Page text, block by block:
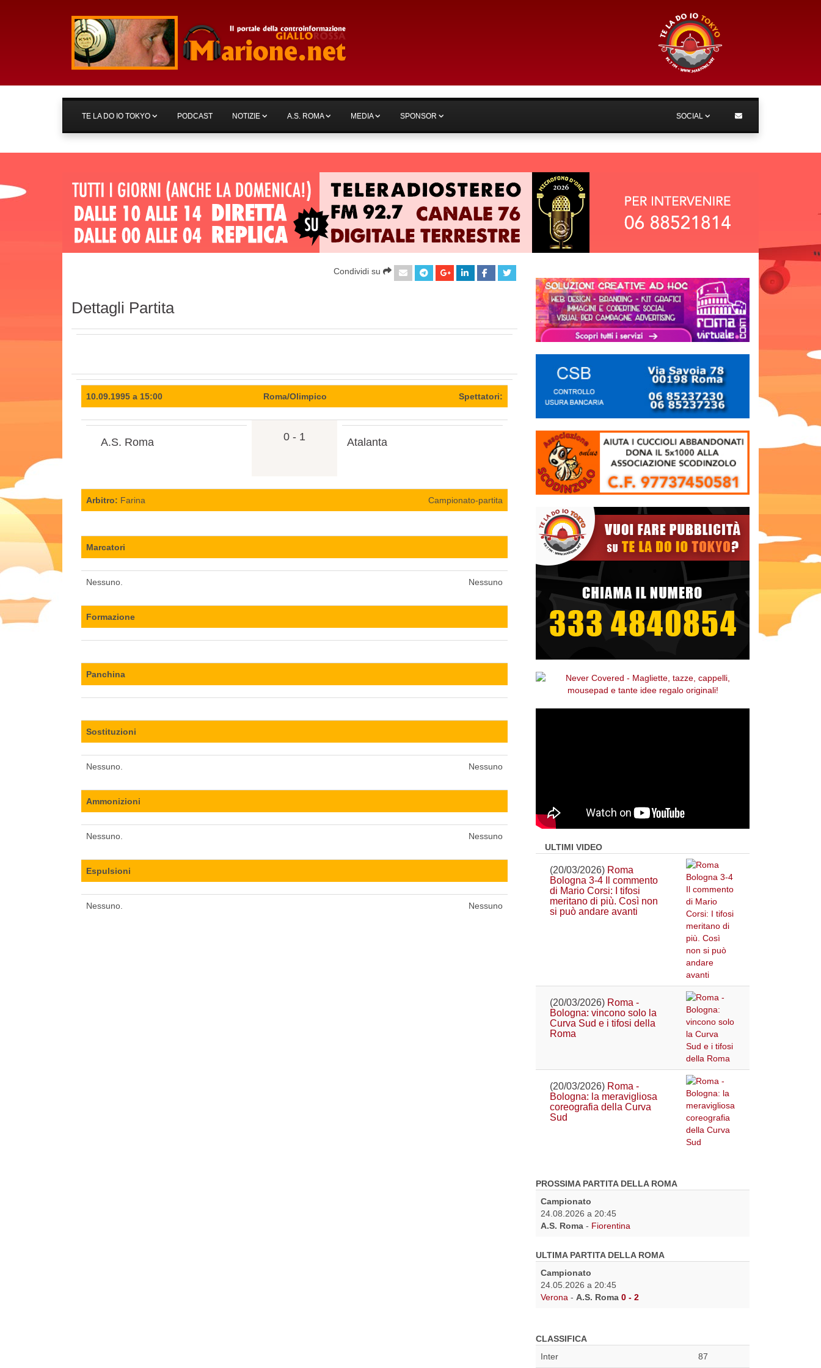
TE LA DO IO TOKYO PODCAST NOTIZIE A.S. ROMA MEDIA SPONSOR SOCIAL
Condividi su
Dettagli Partita
10.09.1995 a 15:00 Roma/Olimpico Spettatori:
A.S. Roma 0 - 1 Atalanta
Arbitro: Farina Campionato-partita
Marcatori
Nessuno. Nessuno
Formazione
Panchina
Sostituzioni
Nessuno. Nessuno
Ammonizioni
Nessuno. Nessuno
Espulsioni
Nessuno. Nessuno
ULTIMI VIDEO
(20/03/2026) Roma
Bologna 3-4 Il commento
di Mario Corsi: I tifosi
meritano di più. Così non
si può andare avanti
(20/03/2026) Roma -
Bologna: vincono solo la
Curva Sud e i tifosi della
Roma
(20/03/2026) Roma -
Bologna: la meravigliosa
coreografia della Curva
Sud
PROSSIMA PARTITA DELLA ROMA
Campionato
24.08.2026 a 20:45
A.S. Roma - Fiorentina
ULTIMA PARTITA DELLA ROMA
Campionato
24.05.2026 a 20:45
Verona - A.S. Roma 0 - 2
CLASSIFICA
Inter
87